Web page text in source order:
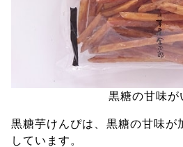
黒糖の甘味が
黒糖芋けんぴは、黒糖の甘味が
しています。